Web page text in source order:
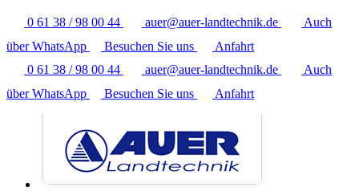
0 61 38 / 98 00 44 auer@auer-landtechnik.de
Auch
über WhatsApp
Besuchen Sie uns
Anfahrt
0 61 38 / 98 00 44
auer@auer-landtechnik.de
Auch
über WhatsApp
Besuchen Sie uns Anfahrt